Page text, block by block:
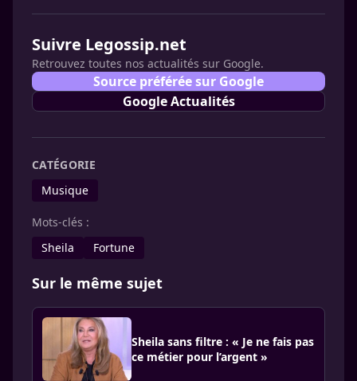
Suivre Legossip.net
Retrouvez toutes nos actualités sur Google.
Source préférée sur Google
Google Actualités
CATÉGORIE
Musique
Mots-clés :
Sheila
Fortune
Sur le même sujet
Sheila sans filtre : « Je ne fais pas
ce métier pour l’argent »